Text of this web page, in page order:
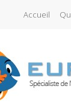
Accueil